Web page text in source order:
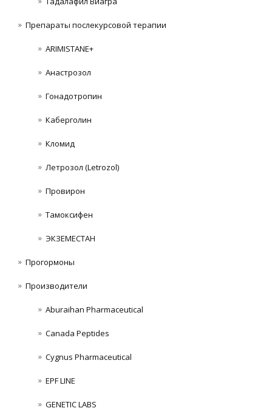
Препараты послекурсовой терапии
ARIMISTANE+
Анастрозол
Гонадотропин
Каберголин
Кломид
Летрозол (Letrozol)
Провирон
Тамоксифен
ЭКЗЕМЕСТАН
Прогормоны
Производители
Aburaihan Pharmaceutical
Canada Peptides
Cygnus Pharmaceutical
EPF LINE
GENETIC LABS